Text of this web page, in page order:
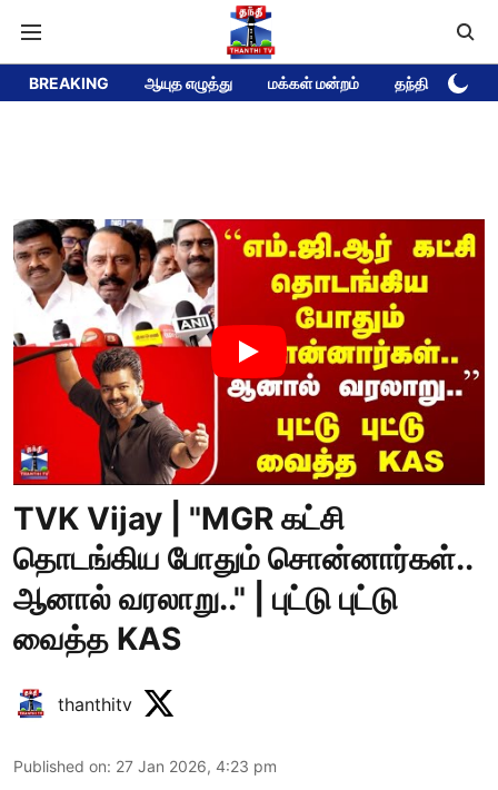
BREAKING ஆயுத எழுத்து மக்கள் மன்றம் தந்தி டிவி
TVK Vijay | "MGR கட்சி
தொடங்கிய போதும் சொன்னார்கள்..
ஆனால் வரலாறு.." | புட்டு புட்டு
வைத்த KAS
thanthitv
Published on: 27 Jan 2026, 4:23 pm